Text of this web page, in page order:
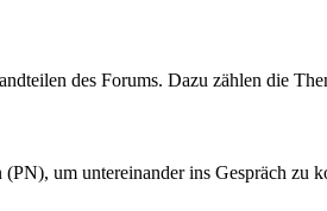
des Forums. Dazu zählen die
um untereinander ins Gespräch